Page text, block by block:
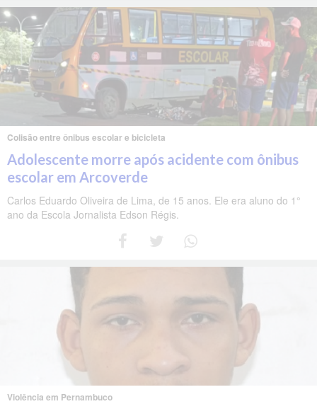
Colisão entre ônibus escolar e bicicleta
Adolescente morre após acidente com ônibus
escolar em Arcoverde
Carlos Eduardo Oliveira de Lima, de 15 anos. Ele era aluno do 1°
ano da Escola Jornalista Edson Régis.
Violência em Pernambuco